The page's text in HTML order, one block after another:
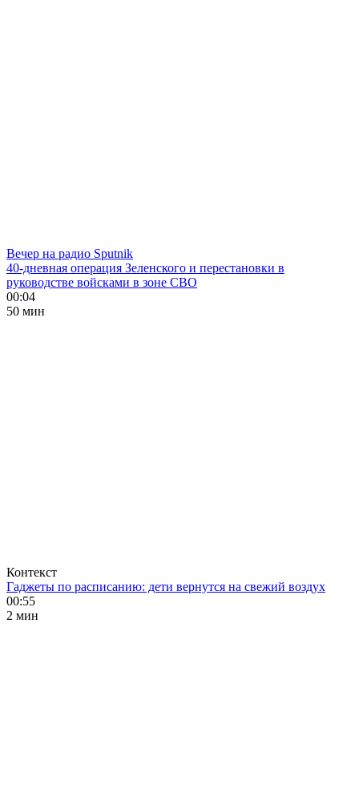
Вечер на радио Sputnik
40-дневная операция Зеленского и перестановки в
руководстве войсками в зоне СВО
00:04
50 мин
Контекст
Гаджеты по расписанию: дети вернутся на свежий воздух
00:55
2 мин